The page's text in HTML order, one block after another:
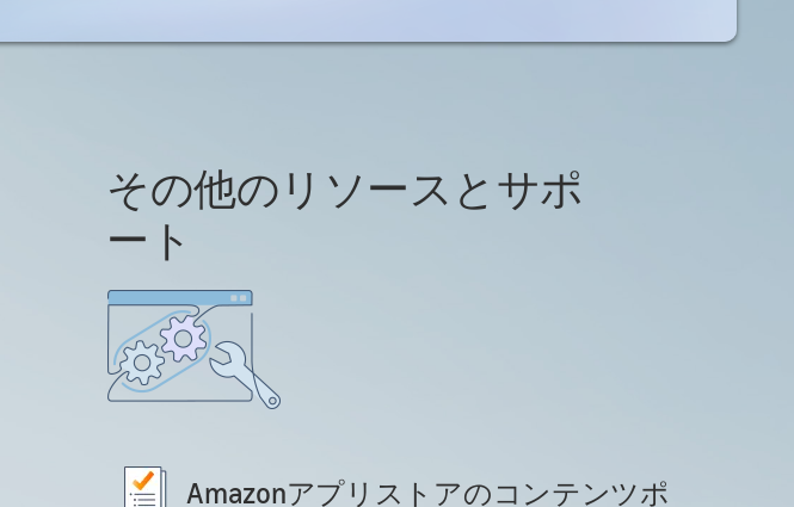
その他のリソースとサポ
ート
Amazonアプリストアのコンテンツポ